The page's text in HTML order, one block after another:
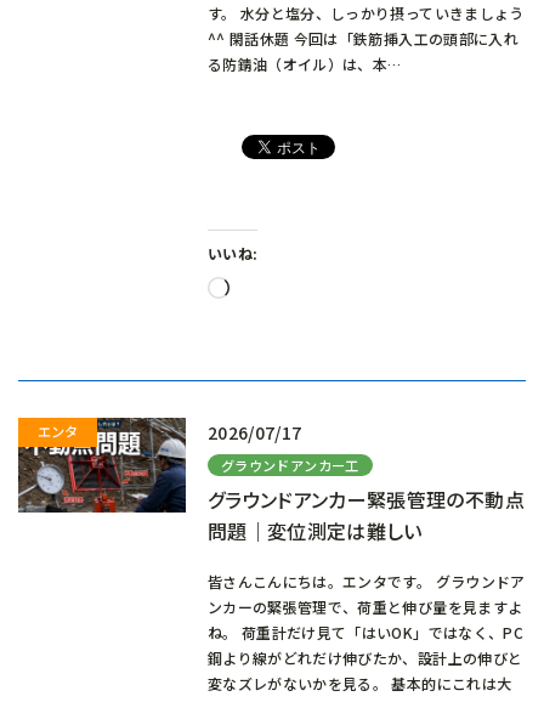
す。 水分と塩分、しっかり摂っていきましょう
^^ 閑話休題 今回は「鉄筋挿入工の頭部に入れ
る防錆油（オイル）は、本…
いいね:
読
2026/07/17
グラウンドアンカー工
グラウンドアンカー緊張管理の不動点
問題｜変位測定は難しい
皆さんこんにちは。エンタです。 グラウンドア
ンカーの緊張管理で、荷重と伸び量を見ますよ
ね。 荷重計だけ見て「はいOK」ではなく、PC
鋼より線がどれだけ伸びたか、設計上の伸びと
変なズレがないかを見る。 基本的にこれは大